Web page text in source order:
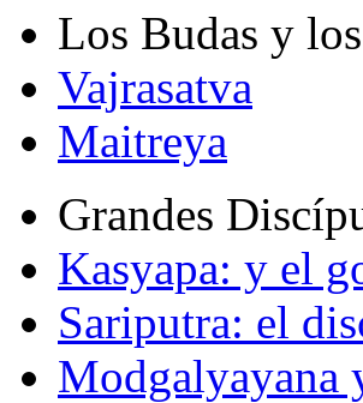
Los Budas y
Vajrasatva
Maitreya
Grandes
Kasyapa: y el
Sariputra: el
Modgalyayana